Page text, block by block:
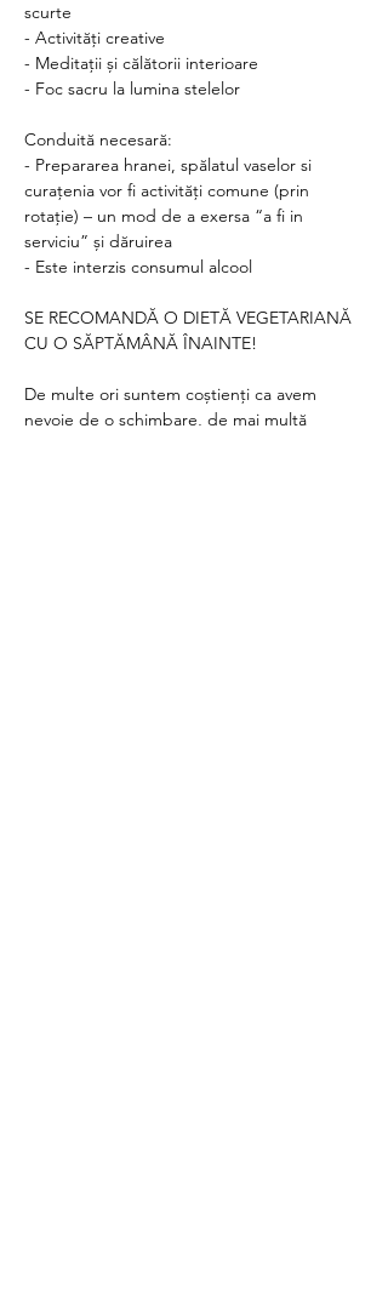
scurte
- Activități creative
- Meditații și călătorii interioare
- Foc sacru la lumina stelelor
Conduită necesară:
- Prepararea hranei, spălatul vaselor si
curațenia vor fi activități comune (prin
rotație) – un mod de a exersa “a fi in
serviciu” și dăruirea
- Este interzis consumul alcool
SE RECOMANDĂ O DIETĂ VEGETARIANĂ
CU O SĂPTĂMÂNĂ ÎNAINTE!
De multe ori suntem coștienți ca avem
nevoie de o schimbare, de mai multă